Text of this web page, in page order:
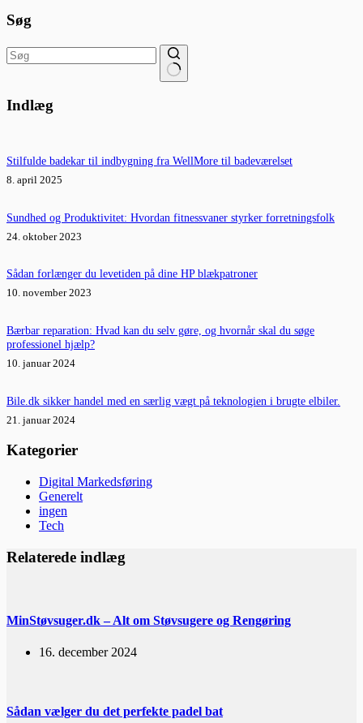
Søg
resultater
Indlæg
Stilfulde badekar til indbygning fra WellMore til badeværelset
8. april 2025
Sundhed og Produktivitet: Hvordan fitnessvaner styrker forretningsfolk
24. oktober 2023
Sådan forlænger du levetiden på dine HP blækpatroner
10. november 2023
Bærbar reparation: Hvad kan du selv gøre, og hvornår skal du søge
professionel hjælp?
10. januar 2024
Bile.dk sikker handel med en særlig vægt på teknologien i brugte elbiler.
21. januar 2024
Kategorier
Digital Markedsføring
Generelt
ingen
Tech
Relaterede indlæg
MinStøvsuger.dk – Alt om Støvsugere og Rengøring
16. december 2024
Sådan vælger du det perfekte padel bat